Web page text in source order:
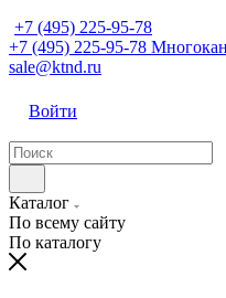
+7 (495) 225-95-78
+7 (495) 225-95-78
sale@ktnd.ru
Войти
Каталог
По всему сайту
По каталогу